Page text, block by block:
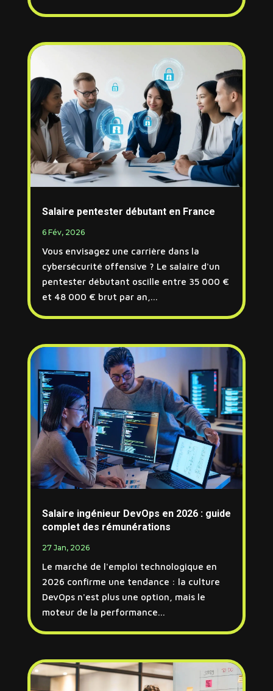
Salaire pentester débutant en France
6 Fév, 2026
Vous envisagez une carrière dans la
cybersécurité offensive ? Le salaire d'un
pentester débutant oscille entre 35 000 €
et 48 000 € brut par an,...
Salaire ingénieur DevOps en 2026 : guide
complet des rémunérations
27 Jan, 2026
Le marché de l'emploi technologique en
2026 confirme une tendance : la culture
DevOps n'est plus une option, mais le
moteur de la performance...